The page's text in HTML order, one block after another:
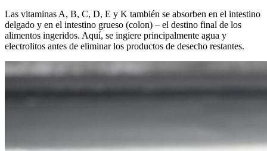
Las vitaminas A, B, C, D, E y K también se absorben en el intestino
delgado y en el intestino grueso (colon) – el destino final de los
alimentos ingeridos. Aquí, se ingiere principalmente agua y
electrolitos antes de eliminar los productos de desecho restantes.